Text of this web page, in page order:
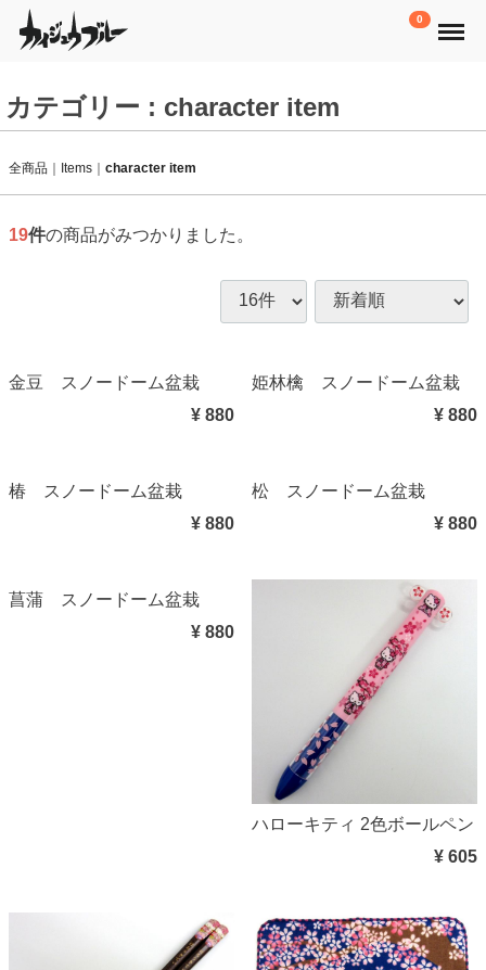
0 Menu
カテゴリー : character item
全商品 Items character item
19件の商品がみつかりました。
金豆 スノードーム盆栽
¥ 880
姫林檎 スノードーム盆栽
¥ 880
椿 スノードーム盆栽
¥ 880
松 スノードーム盆栽
¥ 880
菖蒲 スノードーム盆栽
¥ 880
ハローキティ 2色ボールペン
¥ 605